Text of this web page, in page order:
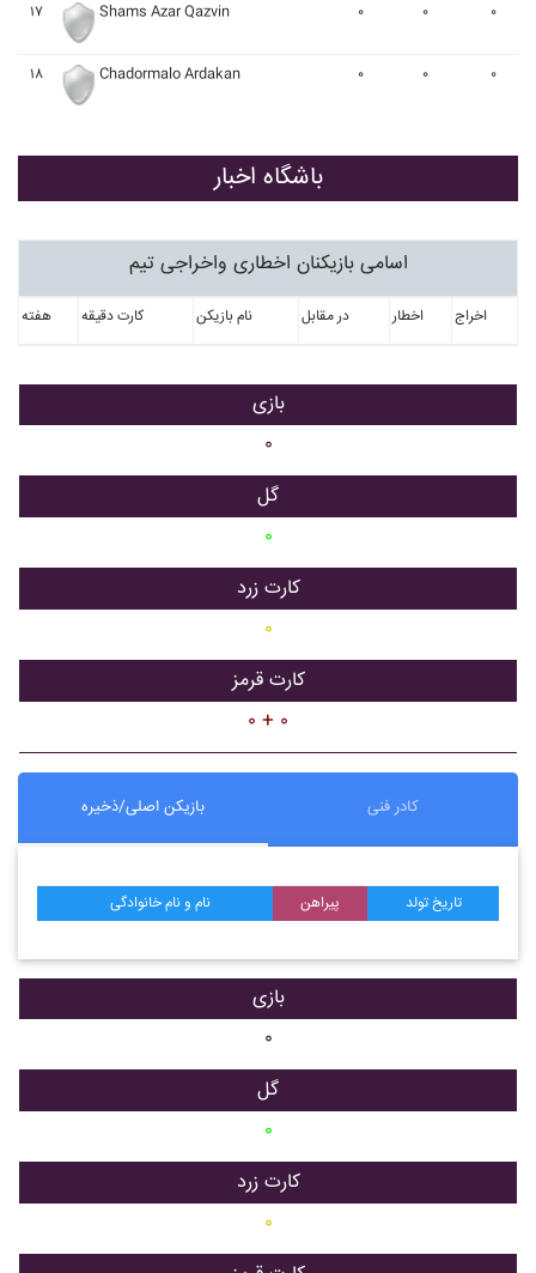
۱۷ Shams Azar Qazvin ۰ ۰ ۰
۱۸ Chadormalo Ardakan ۰ ۰ ۰
باشگاه اخبار
اسامی بازیکنان اخطاری واخراجی تیم
هفته کارت دقیقه نام بازیکن در مقابل اخطار اخراج
بازی
۰
گل
۰
کارت زرد
۰
کارت قرمز
۰ + ۰
بازیکن اصلی/ذخیره کادر فنی
نام و نام خانوادگی پیراهن تاریخ تولد
بازی
۰
گل
۰
کارت زرد
۰